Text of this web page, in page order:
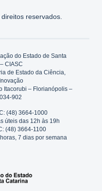
reservados.
do Estado de Santa
CIASC
de Estado da Ciência,
Itacorubi – Florianópolis –
902
(48) 3664-1000
úteis das 12h às 19h
(48) 3664-1100
7 dias por semana